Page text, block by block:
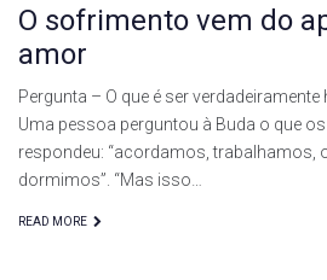
O sofrimento vem do
amor
Pergunta – O que é ser
Uma pessoa perguntou à Buda o que
respondeu: “acordamos, trabalhamos,
dormimos”. “Mas isso…
READ MORE